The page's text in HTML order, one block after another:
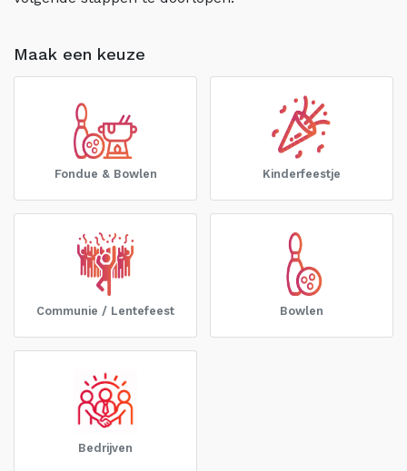
Maak een keuze
Fondue & Bowlen Kinderfeestje
Communie / Lentefeest Bowlen
Bedrijven